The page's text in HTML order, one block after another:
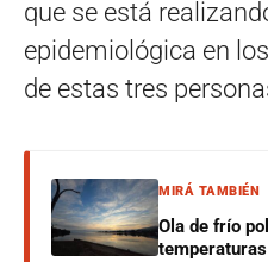
que se está
epidemiológica en
de estas tres
MIRÁ TAMBIÉN
Ola de frío